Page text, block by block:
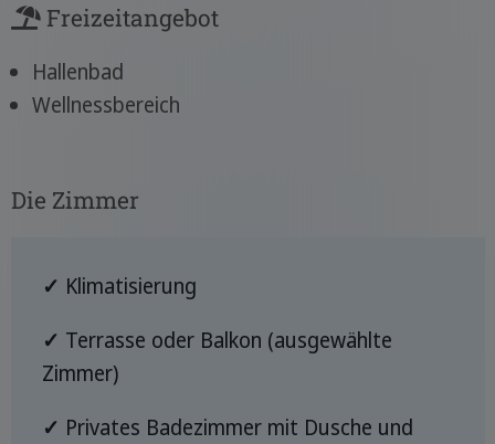
Freizeitangebot
Hallenbad
Wellnessbereich
Die Zimmer
✓ Klimatisierung
✓ Terrasse oder Balkon (ausgewählte
Zimmer)
✓ Privates Badezimmer mit Dusche und